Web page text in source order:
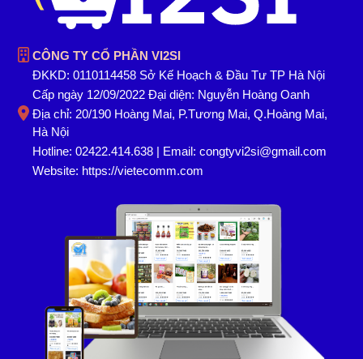
CÔNG TY CỔ PHẦN VI2SI
ĐKKD: 0110114458 Sở Kế Hoạch & Đầu Tư TP Hà Nội
Cấp ngày 12/09/2022 Đại diện: Nguyễn Hoàng Oanh
Địa chỉ: 20/190 Hoàng Mai, P.Tương Mai, Q.Hoàng Mai,
Hà Nội
Hotline: 02422.414.638 | Email: congtyvi2si@gmail.com
Website: https://vietecomm.com